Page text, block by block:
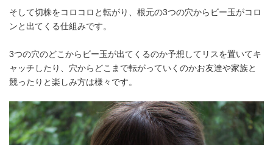
そして切株をコロコロと転がり、根元の3つの穴からビー玉がコロ
ンと出てくる仕組みです。
3つの穴のどこからビー玉が出てくるのか予想してリスを置いてキ
ャッチしたり、穴からどこまで転がっていくのかお友達や家族と
競ったりと楽しみ方は様々です。